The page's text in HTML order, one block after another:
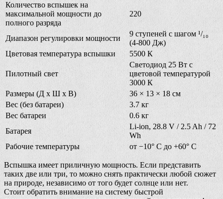
Количество вспышек на
максимальной мощности до
полного разряда
220
Диапазон регулировки мощности
9 ступеней с шагом ¹/₁₀
(4-800 Дж)
Цветовая температура вспышки
5500 К
Пилотный свет
Светодиод 25 Вт с
цветовой температурой
3000 К
Размеры (Д х Ш х В)
36 × 13 × 18 см
Вес (без батареи)
3.7 кг
Вес батареи
0.6 кг
Батарея
Li-ion, 28.8 V / 2.5 Ah / 72
Wh
Рабочие температуры
от −10° C до +60° C
Вспышка имеет приличную мощность. Если представить
таких две или три, то можно снять практически любой сюжет
на природе, независимо от того будет солнце или нет.
Стоит обратить внимание на систему быстрой